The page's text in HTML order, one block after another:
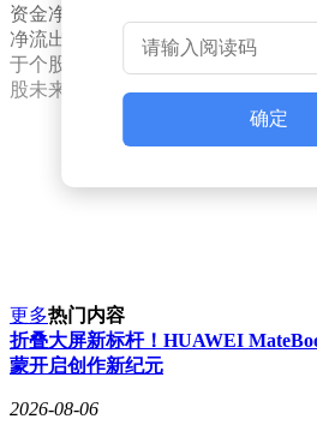
资金净流入明显；而另一些个股则
净流出压力较大。这种差异化的资
于个股基本面的不同判断，也反映
股未来走势的多样化预期。
确定
更多热门内容
折叠大屏新标杆！HUAWEI
蒙开启创作新纪元
2026-08-06